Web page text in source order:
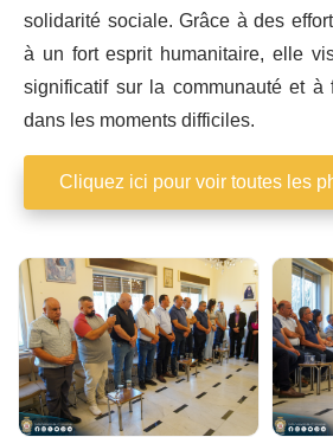
solidarité sociale. Grâce à des
à un fort esprit humanitaire, elle
significatif sur la communauté et
dans les moments difficiles.
Cliquez ici pour voir toutes les